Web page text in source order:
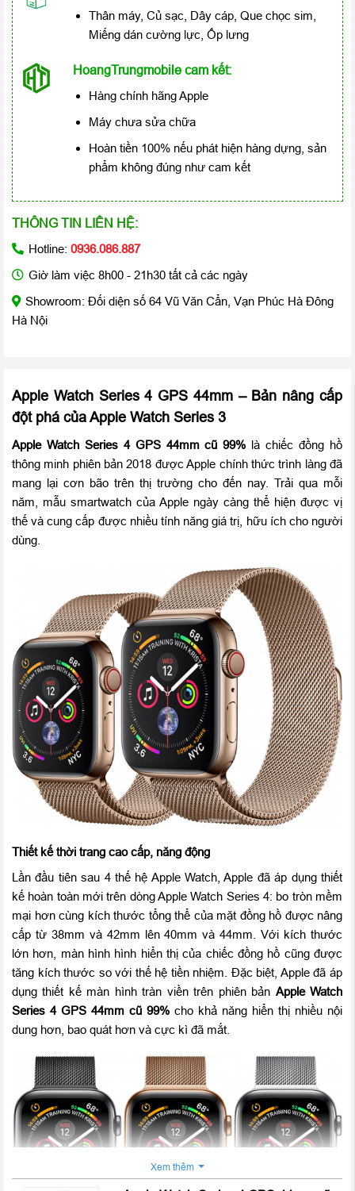
Thân máy, Củ sạc, Dây cáp, Que chọc sim,
Miếng dán cường lực, Ốp lưng
HoangTrungmobile cam kết:
Hàng chính hãng Apple
Máy chưa sửa chữa
Hoàn tiền 100% nếu phát hiện hàng dựng, sản
phẩm không đúng như cam kết
THÔNG TIN LIÊN HỆ:
Hotline: 0936.086.887
Giờ làm việc 8h00 - 21h30 tất cả các ngày
Showroom: Đối diện số 64 Vũ Văn Cẩn, Vạn Phúc Hà Đông
Hà Nội
Apple Watch Series 4 GPS 44mm – Bản nâng cấp
đột phá của Apple Watch Series 3
Apple Watch Series 4 GPS 44mm cũ 99% là chiếc đồng hồ
thông minh phiên bản 2018 được Apple chính thức trình làng đã
mang lại cơn bão trên thị trường cho đến nay. Trải qua mỗi
năm, mẫu smartwatch của Apple ngày càng thể hiện được vị
thế và cung cấp được nhiều tính năng giá trị, hữu ích cho người
dùng.
Thiết kế thời trang cao cấp, năng động
Lần đầu tiên sau 4 thế hệ Apple Watch, Apple đã áp dụng thiết
kế hoàn toàn mới trên dòng Apple Watch Series 4: bo tròn mềm
mại hơn cùng kích thước tổng thể của mặt đồng hồ được nâng
cấp từ 38mm và 42mm lên 40mm và 44mm. Với kích thước
lớn hơn, màn hình hình hiển thị của chiếc đồng hồ cũng được
tăng kích thước so với thế hệ tiền nhiệm. Đặc biệt, Apple đã áp
dụng thiết kế màn hình tràn viền trên phiên bản Apple Watch
Series 4 GPS 44mm cũ 99% cho khả năng hiển thị nhiều nội
dung hơn, bao quát hơn và cực kì đã mắt.
Xem thêm